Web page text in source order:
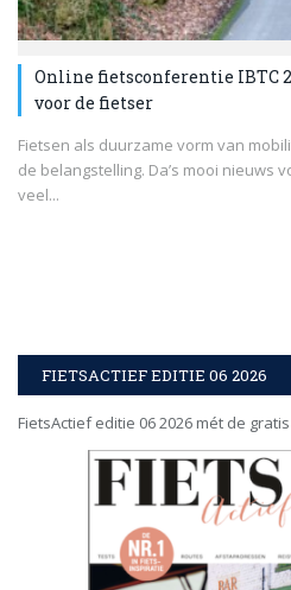
Online fietsconferentie IBTC
voor de fietser
Fietsen als duurzame vorm van
de belangstelling. Da’s mooi nieuws
veel...
FIETSACTIEF EDITIE 06 2026
FietsActief editie 06 2026 mét de